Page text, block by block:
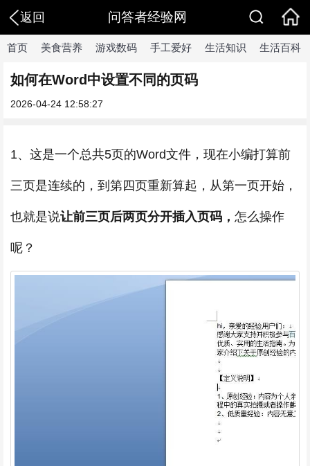
返回 问答者经验网
首页 美食营养 游戏数码 手工爱好 生活知识 生活百科
如何在Word中设置不同的页码
2026-04-24 12:58:27
1、这是一个总共5页的Word文件，现在小编打算前
三页是连续的，到第四页重新算起，从第一页开始，
也就是说让前三页后两页分开插入页码， 怎么操作
呢？